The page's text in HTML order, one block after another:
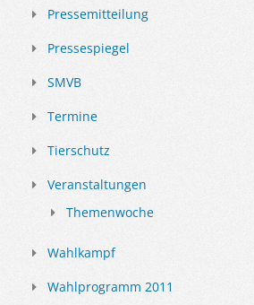
Pressemitteilung
Pressespiegel
SMVB
Termine
Tierschutz
Veranstaltungen
Themenwoche
Wahlkampf
Wahlprogramm 2011